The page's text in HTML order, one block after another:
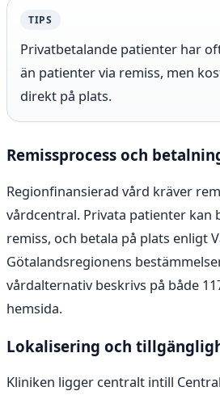
TIPS
Privatbetalande patienter har
än patienter via remiss, men
direkt på plats.
Remissprocess och
Regionfinansierad vård kräver
vårdcentral. Privata patienter kan
remiss, och betala på plats enligt
Götalandsregionens
vårdalternativ beskrivs på både
hemsida.
Lokalisering och
Kliniken ligger centralt intill